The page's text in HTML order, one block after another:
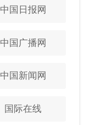
中国日报网
中国广播网
中国新闻网
国际在线